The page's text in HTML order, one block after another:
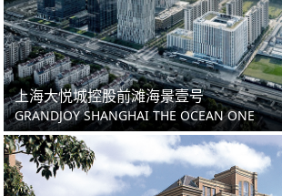
上海大悦城控股前滩海景壹号
GRANDJOY SHANGHAI THE OCEAN ONE